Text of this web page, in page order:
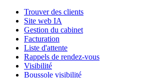
Trouver des clients
Site web IA
Gestion du cabinet
Facturation
Liste d'attente
Rappels de rendez-vous
Visibilité
Boussole visibilité